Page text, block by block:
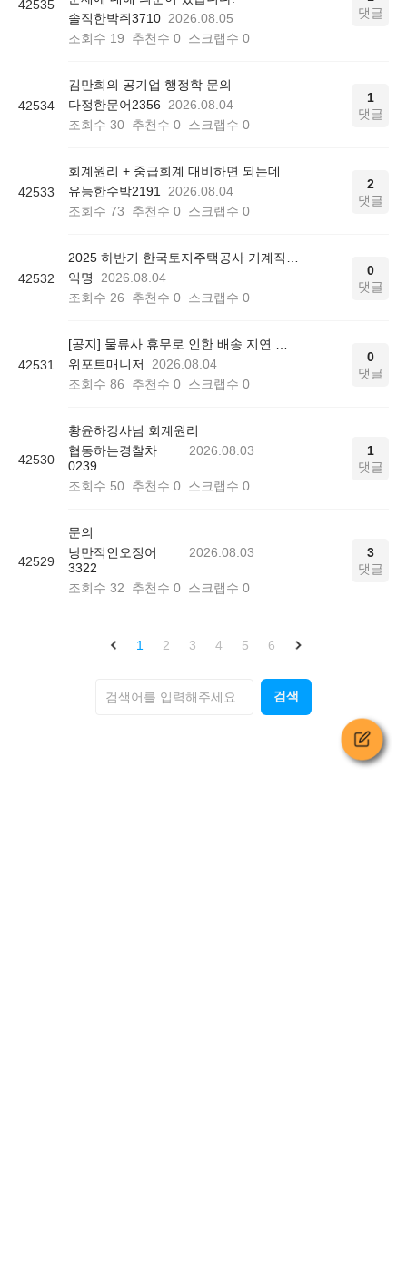
42535
솔직한박쥐3710 2026.08.05
조회수 19 추천수 0 스크랩수 0
댓글
42534
김만희의 공기업 행정학 문의
다정한문어2356 2026.08.04
조회수 30 추천수 0 스크랩수 0
1
댓글
42533
회계원리 + 중급회계 대비하면 되는데
유능한수박2191 2026.08.04
조회수 73 추천수 0 스크랩수 0
2
댓글
42532
2025 하반기 한국토지주택공사 기계직 최종 합격 후기
익명
2026.08.04
조회수 26 추천수 0 스크랩수 0
0
댓글
42531
[공지] 물류사 휴무로 인한 배송 지연 안내
위포트매니저
2026.08.04
조회수 86 추천수 0 스크랩수 0
0
댓글
42530
황윤하강사님 회계원리
협동하는경찰차
0239
2026.08.03
조회수 50 추천수 0 스크랩수 0
1
댓글
42529
문의
낭만적인오징어
3322
2026.08.03
조회수 32 추천수 0 스크랩수 0
3
댓글
1 2 3 4 5 6
검색